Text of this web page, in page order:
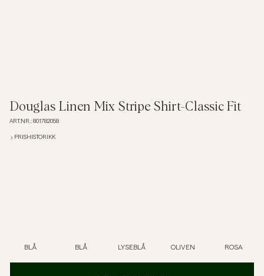
Skjorter
Undertøy
Douglas Linen Mix Stripe Shirt-Classic Fit
ART.NR.: 801782058
PRISHISTORIKK
BLÅ BLÅ LYSEBLÅ OLIVEN ROSA